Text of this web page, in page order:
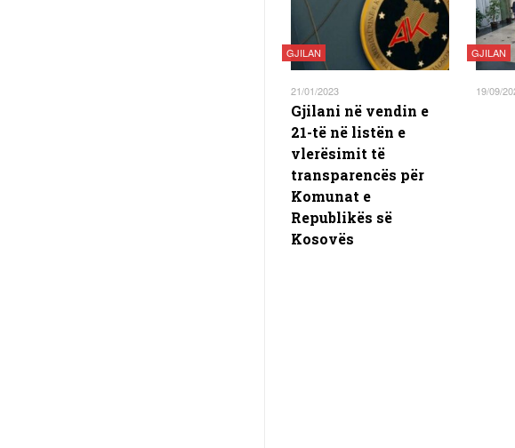
GJILAN
21/01/2023
Gjilani në vendin e
21-të në listën e
vlerësimit të
transparencës për
Komunat e
Republikës së
Kosovës
GJILAN
19/09/